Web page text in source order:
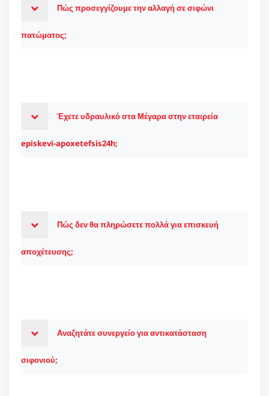
Πώς προσεγγίζουμε την αλλαγή σε σιφώνι
πατώματος;
Έχετε υδραυλικό στα Μέγαρα στην εταιρεία
episkevi-apoxetefsis24h;
Πώς δεν θα πληρώσετε πολλά για επισκευή
αποχέτευσης;
Αναζητάτε συνεργείο για αντικατάσταση
σιφονιού;